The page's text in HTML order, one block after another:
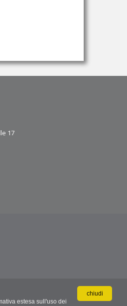
chiudi
estesa sull'uso dei
17